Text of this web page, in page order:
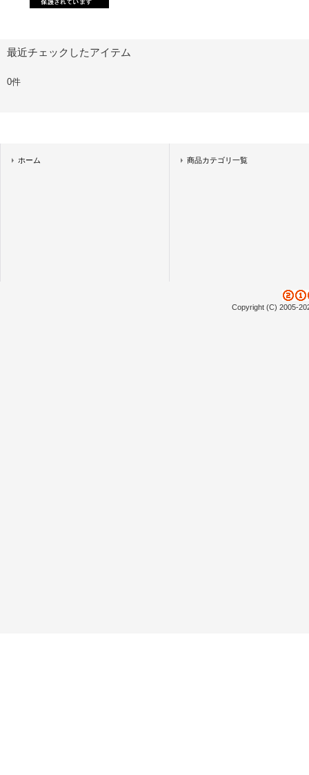
最近チェックしたアイテム
0件
ホーム 商品カテゴリ一覧
Copyright (C) 2005-